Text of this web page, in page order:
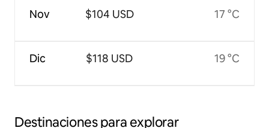
Nov
Dic
$104 USD
$118 USD
17 °C
19 °C
Destinaciones para explorar